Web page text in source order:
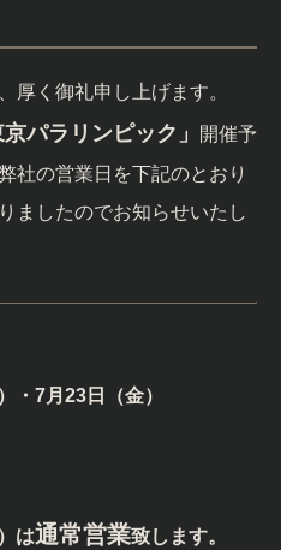
厚く御礼申し上げます。
パラリンピック」
開催予
社の営業日を下記のとおり
ましたのでお知らせいたし
7月23日（金）
は通常営業致します。